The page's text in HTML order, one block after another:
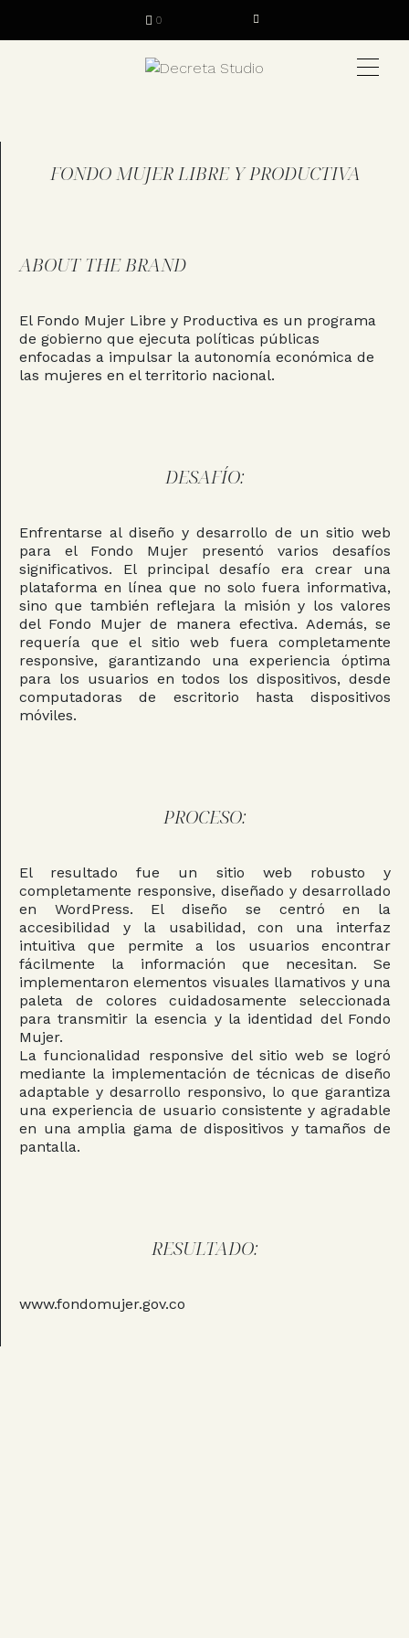
0
FONDO MUJER LIBRE Y PRODUCTIVA
ABOUT THE BRAND
El Fondo Mujer Libre y Productiva es un programa
de gobierno que ejecuta políticas públicas
enfocadas a impulsar la autonomía económica de
las mujeres en el territorio nacional.
DESAFÍO:
Enfrentarse al diseño y desarrollo de un sitio web
para el Fondo Mujer presentó varios desafíos
significativos. El principal desafío era crear una
plataforma en línea que no solo fuera informativa,
sino que también reflejara la misión y los valores
del Fondo Mujer de manera efectiva. Además, se
requería que el sitio web fuera completamente
responsive, garantizando una experiencia óptima
para los usuarios en todos los dispositivos, desde
computadoras de escritorio hasta dispositivos
móviles.
PROCESO:
El resultado fue un sitio web robusto y
completamente responsive, diseñado y desarrollado
en WordPress. El diseño se centró en la
accesibilidad y la usabilidad, con una interfaz
intuitiva que permite a los usuarios encontrar
fácilmente la información que necesitan. Se
implementaron elementos visuales llamativos y una
paleta de colores cuidadosamente seleccionada
para transmitir la esencia y la identidad del Fondo
Mujer.
La funcionalidad responsive del sitio web se logró
mediante la implementación de técnicas de diseño
adaptable y desarrollo responsivo, lo que garantiza
una experiencia de usuario consistente y agradable
en una amplia gama de dispositivos y tamaños de
pantalla.
RESULTADO:
www.fondomujer.gov.co